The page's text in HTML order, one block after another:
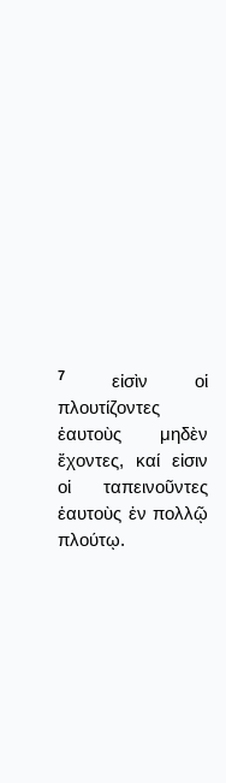
7
εἰσὶν οἱ
πλουτίζοντες
ἑαυτοὺς μηδὲν
ἔχοντες, καί εἰσιν
οἱ ταπεινοῦντες
ἑαυτοὺς ἐν πολλῷ
πλούτῳ.